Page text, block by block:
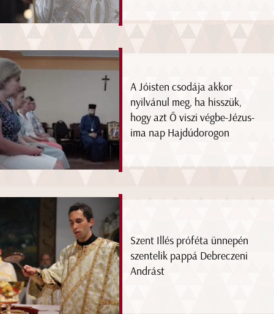
A Jóisten csodája akkor
nyilvánul meg, ha hisszük,
hogy azt Ő viszi végbe-Jézus-
ima nap Hajdúdorogon
Szent Illés próféta ünnepén
szentelik pappá Debreczeni
Andrást